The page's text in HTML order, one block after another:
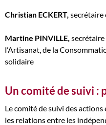
Christian ECKERT, secrétaire
Martine PINVILLE, secrétaire
l’Artisanat, de la
solidaire
Un comité de suivi :
Le comité de suivi des
les relations entre les